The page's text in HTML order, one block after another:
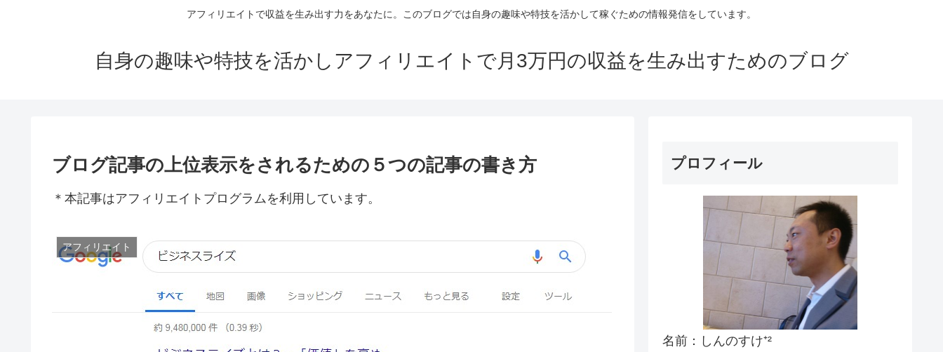
アフィリエイトで収益を生み出す力をあなたに。このブログでは自身の趣味や特技を活かして稼ぐための情報発信をしています。
自身の趣味や特技を活かしアフィリエイトで月3万円の収益を生み出すためのブログ
ブログ記事の上位表示をされるための５つの記事の書き方
＊本記事はアフィリエイトプログラムを利用しています。
アフィリエイト
プロフィール
名前：しんのすけ⁺²